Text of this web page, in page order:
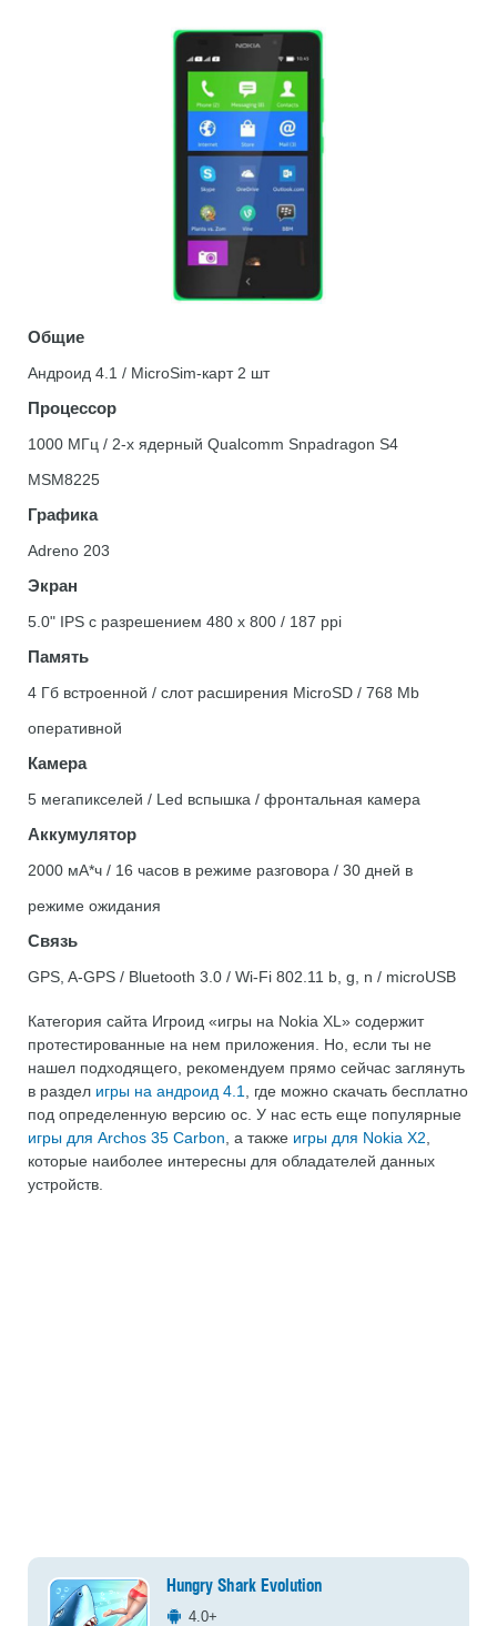
Общие
Андроид 4.1 / MicroSim-карт 2 шт
Процессор
1000 МГц / 2-х ядерный Qualcomm Snpadragon S4
MSM8225
Графика
Adreno 203
Экран
5.0" IPS с разрешением 480 x 800 / 187 ppi
Память
4 Гб встроенной / слот расширения MicroSD / 768 Mb
оперативной
Камера
5 мегапикселей / Led вспышка / фронтальная камера
Аккумулятор
2000 мА*ч / 16 часов в режиме разговора / 30 дней в
режиме ожидания
Связь
GPS, A-GPS / Bluetooth 3.0 / Wi-Fi 802.11 b, g, n / microUSB
Категория сайта Игроид «игры на Nokia XL» содержит
протестированные на нем приложения. Но, если ты не
нашел подходящего, рекомендуем прямо сейчас заглянуть
в раздел игры на андроид 4.1
, где можно скачать бесплатно
под определенную версию ос. У нас есть еще популярные
игры для Archos 35 Carbon , а также игры для Nokia X2
которые наиболее интересны для обладателей данных
устройств.
Hungry Shark Evolution
4.0+